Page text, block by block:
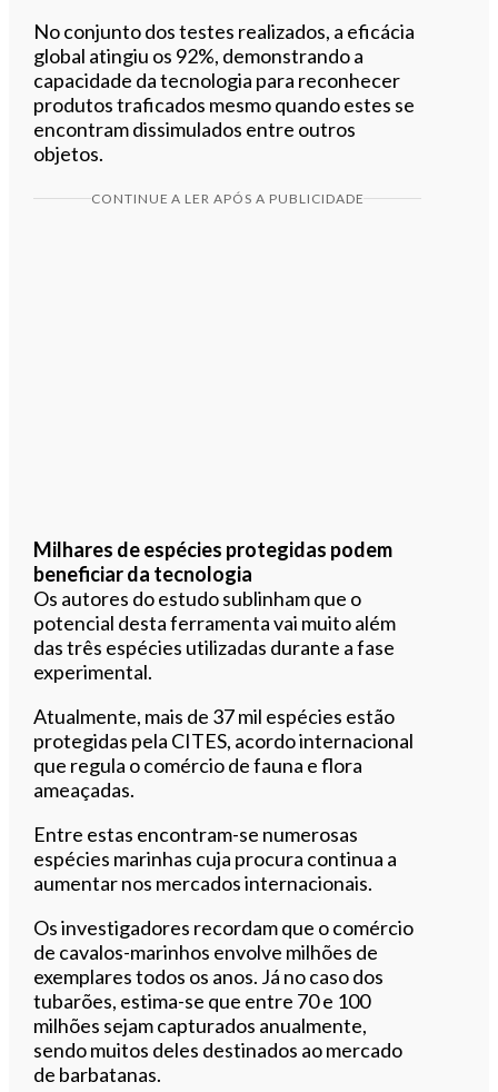
No conjunto dos testes realizados, a eficácia
global atingiu os 92%, demonstrando a
capacidade da tecnologia para reconhecer
produtos traficados mesmo quando estes se
encontram dissimulados entre outros
objetos.
CONTINUE A LER APÓS A PUBLICIDADE
Milhares de espécies protegidas podem
beneficiar da tecnologia
Os autores do estudo sublinham que o
potencial desta ferramenta vai muito além
das três espécies utilizadas durante a fase
experimental.
Atualmente, mais de 37 mil espécies estão
protegidas pela CITES, acordo internacional
que regula o comércio de fauna e flora
ameaçadas.
Entre estas encontram-se numerosas
espécies marinhas cuja procura continua a
aumentar nos mercados internacionais.
Os investigadores recordam que o comércio
de cavalos-marinhos envolve milhões de
exemplares todos os anos. Já no caso dos
tubarões, estima-se que entre 70 e 100
milhões sejam capturados anualmente,
sendo muitos deles destinados ao mercado
de barbatanas.